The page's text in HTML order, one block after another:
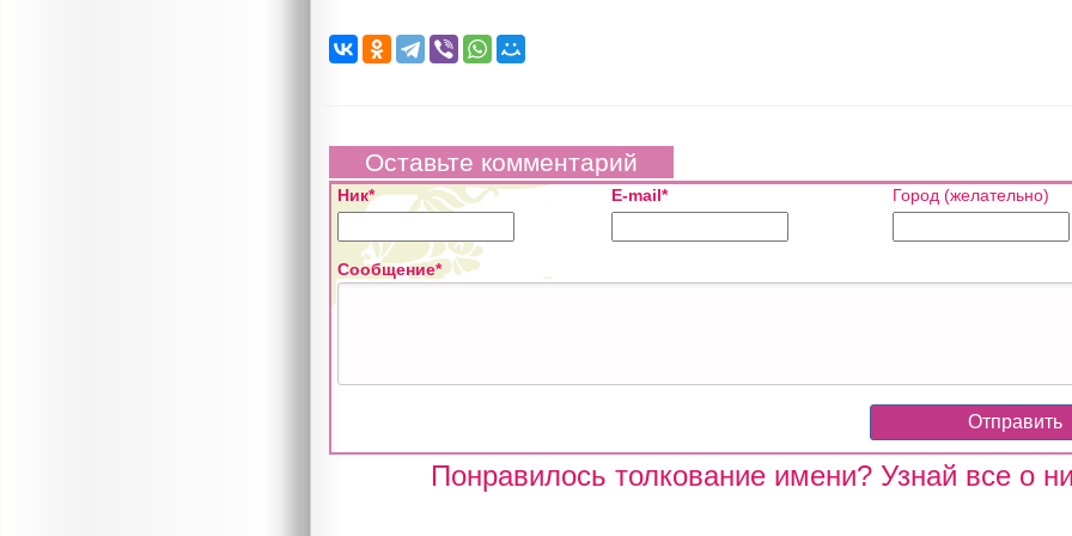
Оставьте комментарий
Ник* E-mail* Город (желательно)
Сообщение*
Понравилось толкование имени? Узнай все о